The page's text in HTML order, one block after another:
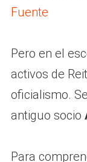
Fuente
Pero en el
activos de
oficialismo.
antiguo socio
Para